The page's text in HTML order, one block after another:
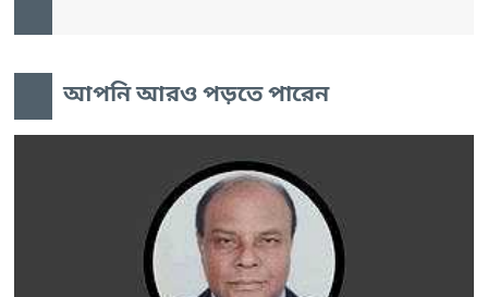
আপনি আরও পড়তে পারেন